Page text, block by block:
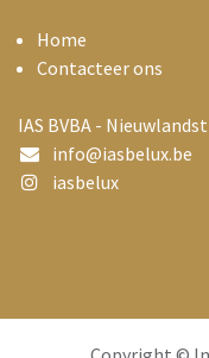
Home
Contacteer ons
IAS BVBA -
info@iasbelux.be
iasbelux